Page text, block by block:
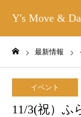
Y's Move &
最新情報
イベント
11/3(祝）ふ